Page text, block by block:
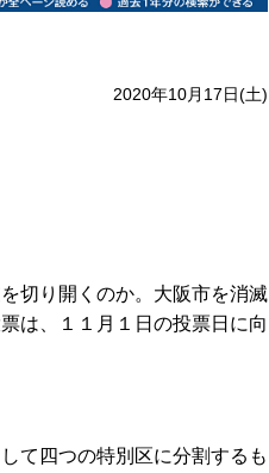
2020年10月17日(土)
切り開くのか。大阪市を消滅
は、１１月１日の投票日に向
て四つの特別区に分割するも